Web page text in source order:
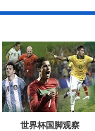
世界杯国脚观察